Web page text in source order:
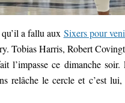
qu’il a fallu aux Sixers pour
Tobias Harris, Robert
l’impasse ce dimanche soir.
relâche le cercle et c’est lui,